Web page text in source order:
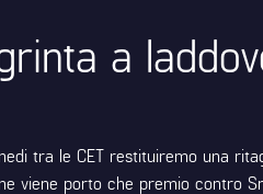
a
tra le CET restituiremo una
viene porto che premio contro